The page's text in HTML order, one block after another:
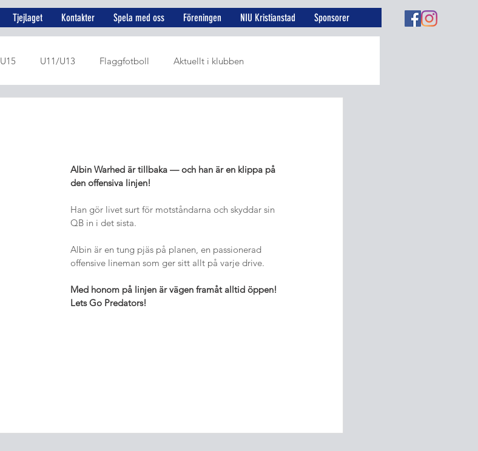
Tjejlaget Kontakter Spela med oss Föreningen NIU Kristianstad Sponsorer
U15 U11/U13 Flaggfotboll Aktuellt i klubben
Albin Warhed är tillbaka — och han är en klippa på
den offensiva linjen!
Han gör livet surt för motståndarna och skyddar sin
QB in i det sista.
Albin är en tung pjäs på planen, en passionerad
offensive lineman som ger sitt allt på varje drive.
Med honom på linjen är vägen framåt alltid öppen!
Lets Go Predators!